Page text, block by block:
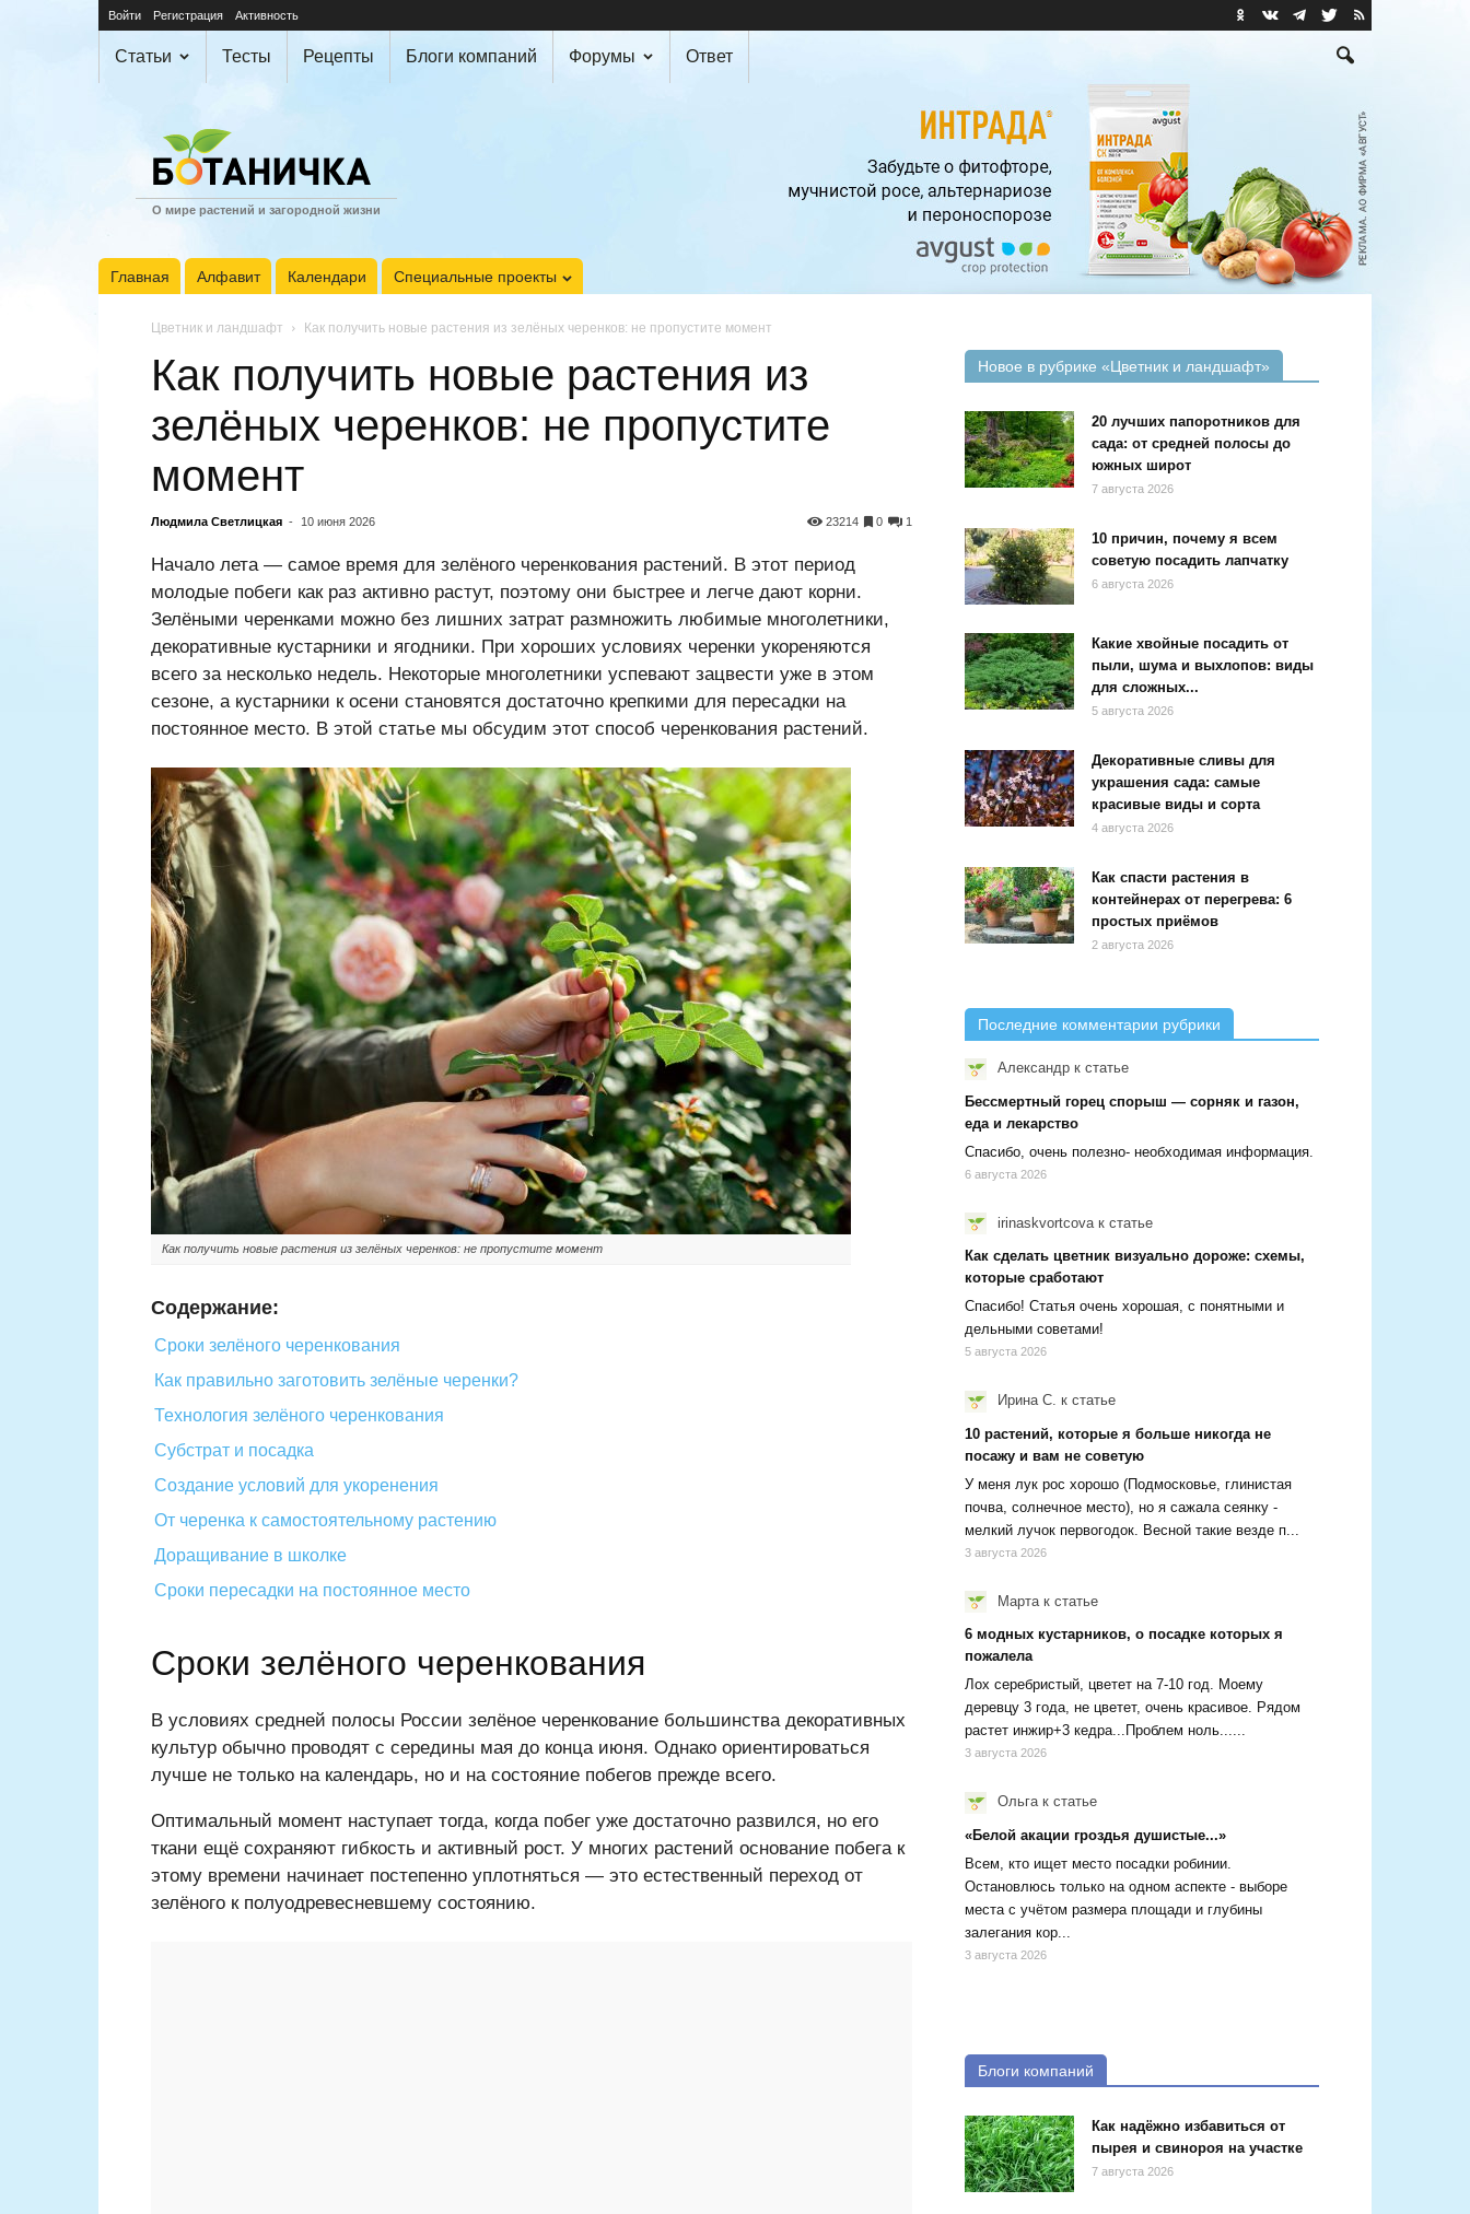
Войти Регистрация Активность
Статьи Тесты Рецепты Блоги компаний Форумы Ответ
О мире растений и загородной жизни
Главная Алфавит Календари Специальные проекты
Цветник и ландшафт Как получить новые растения из зелёных черенков: не пропустите момент
Как получить новые растения из
зелёных черенков: не пропустите
момент
Людмила Светлицкая - 10 июня 2026 1
0
23214
Начало лета — самое время для зелёного черенкования растений. В этот период
молодые побеги как раз активно растут, поэтому они быстрее и легче дают корни.
Зелёными черенками можно без лишних затрат размножить любимые многолетники,
декоративные кустарники и ягодники. При хороших условиях черенки укореняются
всего за несколько недель. Некоторые многолетники успевают зацвести уже в этом
сезоне, а кустарники к осени становятся достаточно крепкими для пересадки на
постоянное место. В этой статье мы обсудим этот способ черенкования растений.
Как получить новые растения из зелёных черенков: не пропустите момент
Содержание:
Сроки зелёного черенкования
Как правильно заготовить зелёные черенки?
Технология зелёного черенкования
Субстрат и посадка
Создание условий для укоренения
От черенка к самостоятельному растению
Доращивание в школке
Сроки пересадки на постоянное место
Сроки зелёного черенкования
В условиях средней полосы России зелёное черенкование большинства декоративных
культур обычно проводят с середины мая до конца июня. Однако ориентироваться
лучше не только на календарь, но и на состояние побегов прежде всего.
Оптимальный момент наступает тогда, когда побег уже достаточно развился, но его
ткани ещё сохраняют гибкость и активный рост. У многих растений основание побега к
этому времени начинает постепенно уплотняться — это естественный переход от
зелёного к полуодревесневшему состоянию.
Новое в рубрике «Цветник и ландшафт»
20 лучших папоротников для
сада: от средней полосы до
южных широт
7 августа 2026
10 причин, почему я всем
советую посадить лапчатку
6 августа 2026
Какие хвойные посадить от
пыли, шума и выхлопов: виды
для сложных...
5 августа 2026
Декоративные сливы для
украшения сада: самые
красивые виды и сорта
4 августа 2026
Как спасти растения в
контейнерах от перегрева: 6
простых приёмов
2 августа 2026
Последние комментарии рубрики
Александр к статье
Бессмертный горец спорыш — сорняк и газон,
еда и лекарство
Спасибо, очень полезно- необходимая информация.
6 августа 2026
irinaskvortcova к статье
Как сделать цветник визуально дороже: схемы,
которые сработают
Спасибо! Статья очень хорошая, с понятными и
дельными советами!
5 августа 2026
Ирина С. к статье
10 растений, которые я больше никогда не
посажу и вам не советую
У меня лук рос хорошо (Подмосковье, глинистая
почва, солнечное место), но я сажала сеянку -
мелкий лучок первогодок. Весной такие везде п...
3 августа 2026
Марта к статье
6 модных кустарников, о посадке которых я
пожалела
Лох серебристый, цветет на 7-10 год. Моему
деревцу 3 года, не цветет, очень красивое. Рядом
растет инжир+3 кедра...Проблем ноль......
3 августа 2026
Ольгак статье
«Белой акации гроздья душистые...»
Всем, кто ищет место посадки робинии.
Остановлюсь только на одном аспекте - выборе
места с учётом размера площади и глубины
залегания кор...
3 августа 2026
Блоги компаний
Как надёжно избавиться от
пырея и свинороя на участке
7 августа 2026